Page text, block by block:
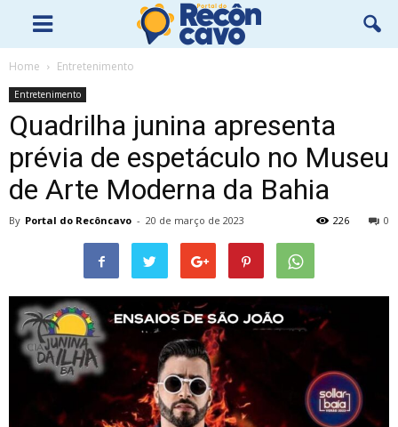
Home Entretenimento
Entretenimento
Quadrilha junina apresenta
prévia de espetáculo no Museu
de Arte Moderna da Bahia
By Portal do Recôncavo - 20 de março de 2023 0
226